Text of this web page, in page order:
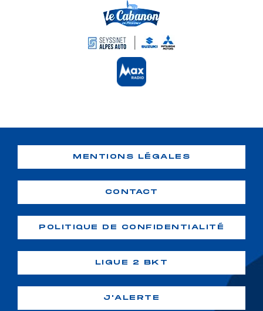
MENTIONS LÉGALES
CONTACT
POLITIQUE DE CONFIDENTIALITÉ
LIGUE 2 BKT
J'ALERTE